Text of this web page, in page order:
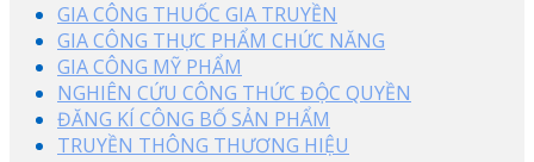
GIA CÔNG THUỐC GIA TRUYỀN
GIA CÔNG THỰC PHẨM CHỨC NĂNG
GIA CÔNG MỸ PHẨM
NGHIÊN CỨU CÔNG THỨC ĐỘC QUYỀN
ĐĂNG KÍ CÔNG BỐ SẢN PHẨM
TRUYỀN THÔNG THƯƠNG HIỆU